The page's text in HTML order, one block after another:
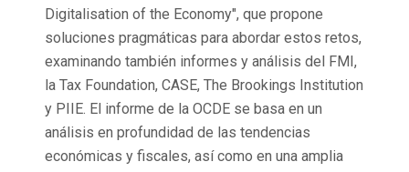
Digitalisation of the Economy", que propone
soluciones pragmáticas para abordar estos retos,
examinando también informes y análisis del FMI,
la Tax Foundation, CASE, The Brookings Institution
y PIIE. El informe de la OCDE se basa en un
análisis en profundidad de las tendencias
económicas y fiscales, así como en una amplia